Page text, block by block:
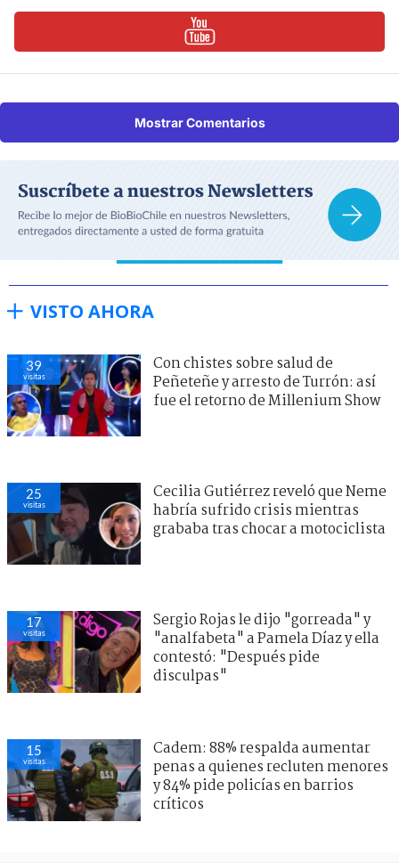
Mostrar Comentarios
VISTO AHORA
39
visitas
Con chistes sobre salud de
Peñeteñe y arresto de Turrón: así
fue el retorno de Millenium Show
25
visitas
Cecilia Gutiérrez reveló que Neme
habría sufrido crisis mientras
grababa tras chocar a motociclista
17
visitas
Sergio Rojas le dijo "gorreada" y
"analfabeta" a Pamela Díaz y ella
contestó: "Después pide
disculpas"
15
visitas
Cadem: 88% respalda aumentar
penas a quienes recluten menores
y 84% pide policías en barrios
críticos